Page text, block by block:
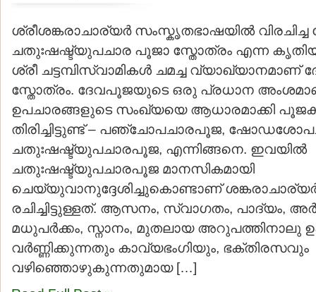
ശ്രീശങ്കരാചാര്യര്‍ സംസ്കൃതഭാഷയില്‍ വിരചിച്ച
ചതുഃഷഷ്ട്യുപചാര പൂജാ സ്തോത്രം എന്ന
ശ്രീ ചട്ടമ്പിസ്വാമികള്‍ ചമച്ച വ്യാഖ്യാനമാണ്
സ്തോത്രം. ദേവപൂജയുടെ ഒരു പ്രധാന
ഉപചാരങ്ങളുടെ സംഖ്യയെ ആധാരമാക്കി
തിരിച്ചിട്ടുണ്ട് – പഞ്ചോപചാരപൂജ,
ചതുഃഷഷ്ട്യുപചാരപൂജ, എന്നിങ്ങനെ. ഇവയില്‍
ചതുഃഷഷ്ട്യുപചാരപൂജ മാനസികമായി
ചെയ്യുവാനുദ്ദേശിച്ചുകൊണ്ടാണ്
രചിച്ചിട്ടുള്ളത്. ആസനം, സ്വാഗതം, പാദ്യം,
മധുപര്‍ക്കം, സ്നാനം, മുതലായ അറുപത്തിനാലു
വര്‍ണ്ണിക്കുന്നതും കാവ്യഭംഗിയും, ഭക്തിരസവും
വഴിഞ്ഞൊഴുകുന്നതുമായ […]